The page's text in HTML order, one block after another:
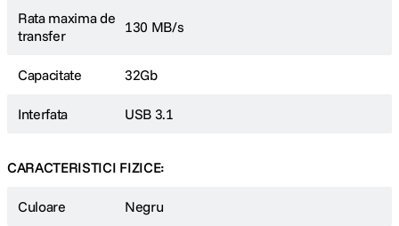
Rata maxima de
transfer
130 MB/s
Capacitate 32Gb
Interfata USB 3.1
CARACTERISTICI FIZICE:
Culoare Negru